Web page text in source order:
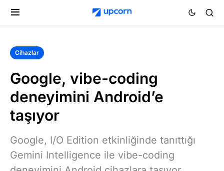
Cihazlar
Google, vibe-coding
deneyimini Android’e
taşıyor
Google, I/O Edition etkinliğinde tanıttığı
Gemini Intelligence ile vibe-coding